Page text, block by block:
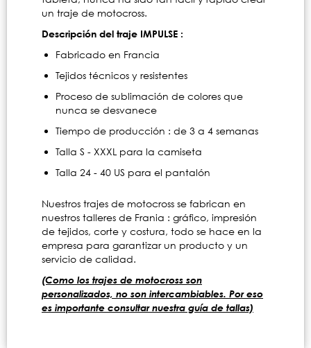
un traje de motocross.
Descripción del traje IMPULSE :
Fabricado en Francia
Tejidos técnicos y resistentes
Proceso de sublimación de colores que
nunca se desvanece
Tiempo de producción : de 3 a 4 semanas
Talla S - XXXL para la camiseta
Talla 24 - 40 US para el pantalón
Nuestros trajes de motocross se fabrican en
nuestros talleres de Frania : gráfico, impresión
de tejidos, corte y costura, todo se hace en la
empresa para garantizar un producto y un
servicio de calidad.
(Como los trajes de motocross son
personalizados, no son intercambiables. Por eso
es importante consultar nuestra guía de tallas)